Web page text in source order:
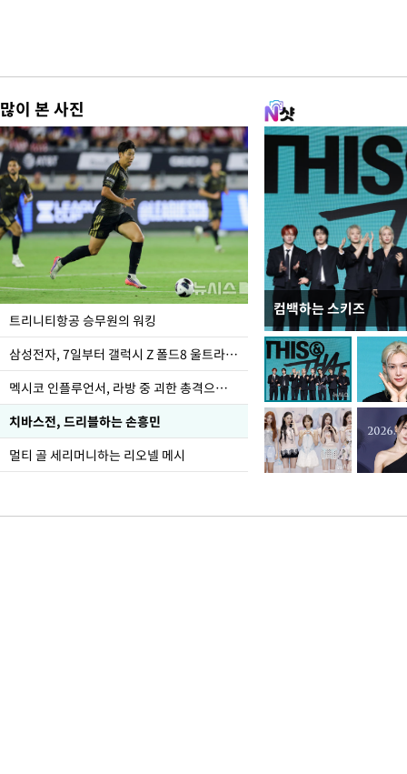
많이 본 사진
트리니티항공 승무원의 워킹
삼성전자, 7일부터 갤럭시 Z 폴드8 울트라·폴드8·플립8 출시
멕시코 인플루언서, 라방 중 괴한 총격으로 사망
치바스전, 드리블하는 손흥민
멀티 골 세리머니하는 리오넬 메시
컴백하는 스키즈
입추 하루 앞둔 전남
폭염